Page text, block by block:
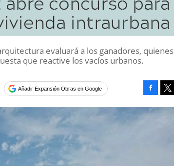
intraurbana
evaluará a los ganadores, quienes
que reactive los vacíos urbanos.
Añadir Expansión Obras en Google